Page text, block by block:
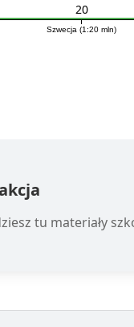
Szwecja (1:20 mln)
20
tu materiały